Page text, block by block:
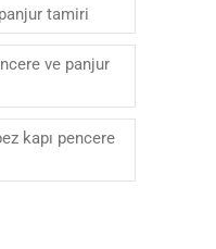
tamiri
ve panjur
kapı pencere